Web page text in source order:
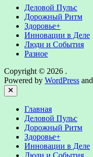
Деловой Пульс
Дорожный Ритм
Здоровье+
Инновации в Деле
Люди и События
Разное
Copyright © 2026 .
Powered by WordPress and
Close
Главная
Деловой Пульс
Дорожный Ритм
Здоровье+
Инновации в Деле
Люди и События